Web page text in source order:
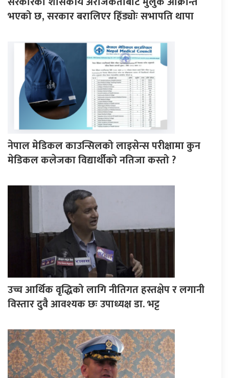
भएको छ, सरकार बरालिएर हिँड्याेः सभापति थापा
नेपाल मेडिकल काउन्सिलको लाइसेन्स परीक्षामा कुन
मेडिकल कलेजका विद्यार्थीको नतिजा कस्तो ?
उच्च आर्थिक वृद्धिको लागि नीतिगत हस्तक्षेप र लगानी
विस्तार दुवै आवश्यक छः उपाध्यक्ष डा. भट्ट